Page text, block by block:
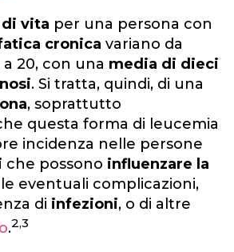
vita per una persona con
cronica variano da
20, con una media di dieci
. Si tratta, quindi, di una
, soprattutto
questa forma di leucemia
incidenza nelle persone
che possono influenzare la
eventuali complicazioni,
di infezioni, o di altre
.2,3